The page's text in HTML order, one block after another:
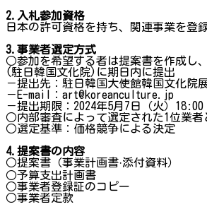
2. 入札参加資格
日本の許可資格を持ち、関連事業を登
3. 事業者選定方式
○参加を希望する者は提案書を作成し
(駐日韓国文化院)に期日内に提出
－提出先：駐日韓国大使館韓国文化院
－E-mail：art@koreanculture.jp
－提出期限：2024年5月7日（火）18:00
○内部審査によって選定された1位業者
○選定基準：価格競争による決定
4. 提案書の内容
○提案書（事業計画書·添付資料）
○予算支出計画書
○事業者登録証のコピー
○事業者定款